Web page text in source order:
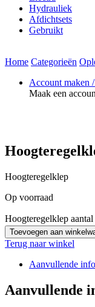
Hydrauliek
Afdichtsets
Gebruikt
Home Categorieën
Account maken
Maak een
Hoogteregelklep
Op voorraad
Hoogteregelklep aantal
Toevoegen aan
Terug naar winkel
Aanvullende
Aanvullende